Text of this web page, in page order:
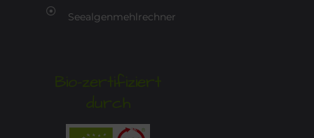
Seealgenmehlrechner
Bio-zertifiziert
durch